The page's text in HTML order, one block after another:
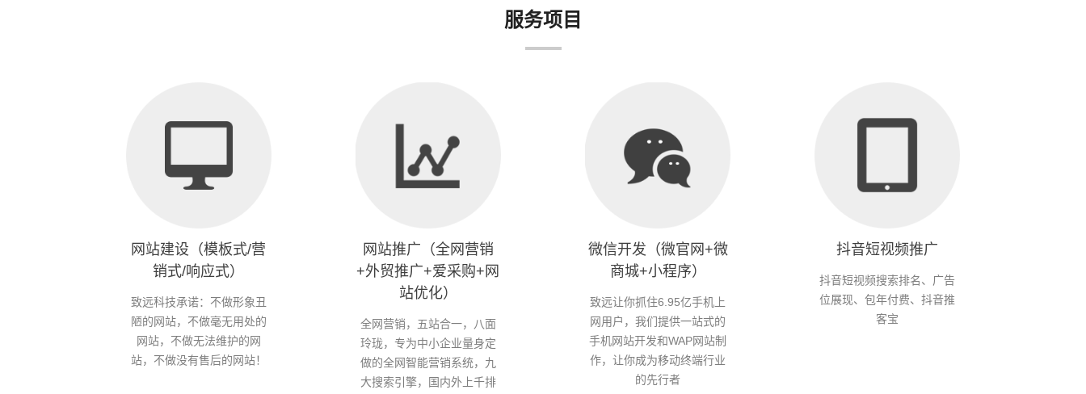
服务项目
网站建设（模板式/营
销式/响应式）
致远科技承诺：不做形象丑
陋的网站，不做毫无用处的
网站，不做无法维护的网
站，不做没有售后的网站！
网站推广（全网营销
+外贸推广+爱采购+网
站优化）
全网营销，五站合一，八面
玲珑，专为中小企业量身定
做的全网智能营销系统，九
大搜索引擎，国内外上千排
微信开发（微官网+微
商城+小程序）
致远让你抓住6.95亿手机上
网用户，我们提供一站式的
手机网站开发和WAP网站制
作，让你成为移动终端行业
的先行者
抖音短视频推广
抖音短视频搜索排名、广告
位展现、包年付费、抖音推
客宝